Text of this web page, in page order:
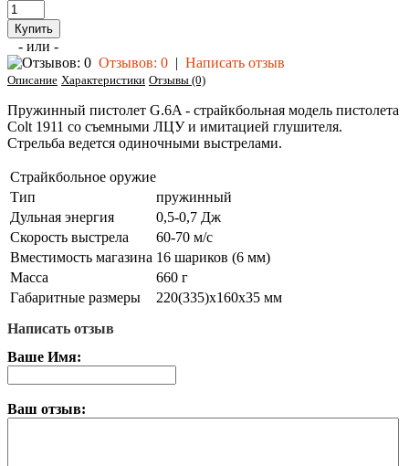
- или -
Отзывов: 0 | Написать отзыв
Описание Характеристики Отзывы (0)
Пружинный пистолет G.6A - страйкбольная модель пистолета
Colt 1911 со съемными ЛЦУ и имитацией глушителя.
Стрельба ведется одиночными выстрелами.
Страйкбольное оружие
Тип
пружинный
Дульная энергия
0,5-0,7 Дж
Скорость выстрела
60-70 м/с
Вместимость магазина 16 шариков (6 мм)
Масса
660 г
Габаритные размеры
220(335)х160х35 мм
Написать отзыв
Ваше Имя:
Ваш отзыв: